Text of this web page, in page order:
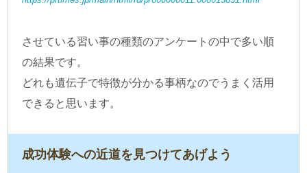
させている習い事の種類のアンケートの中で多い順
の結果です。
どれも遺伝子で特徴が分かる事柄なのでうまく活用
できると思います。
成功体験への近道を見つけてあげよう